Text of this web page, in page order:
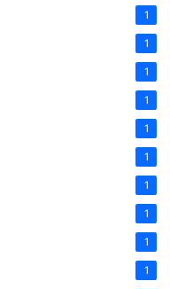
1
1
1
1
1
1
1
1
1
1